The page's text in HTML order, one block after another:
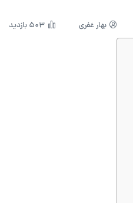
بهار غفری 503 بازدید